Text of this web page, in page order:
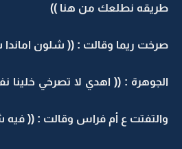
طريقه نطلعك من هنا ))
صرخت ريما وقالت : (( شلون
الجوهرة : (( اهدي لا تصرخي خلينا
والتفتت ع أم فراس وقالت : (( فيه